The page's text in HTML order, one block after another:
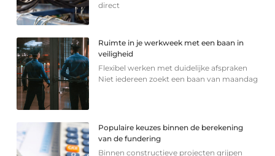
direct
Ruimte in je werkweek met een baan in
veiligheid
Flexibel werken met duidelijke afspraken
Niet iedereen zoekt een baan van maandag
Populaire keuzes binnen de berekening
van de fundering
Binnen constructieve projecten grijpen